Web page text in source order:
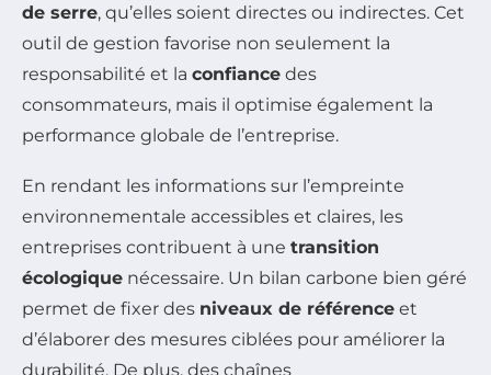
de serre, qu’elles soient directes ou indirectes. Cet
outil de gestion favorise non seulement la
responsabilité et la confiance des
consommateurs, mais il optimise également la
performance globale de l’entreprise.
En rendant les informations sur l’empreinte
environnementale accessibles et claires, les
entreprises contribuent à une transition
écologique nécessaire. Un bilan carbone bien géré
permet de fixer des niveaux de référence et
d’élaborer des mesures ciblées pour améliorer la
durabilité. De plus, des chaînes